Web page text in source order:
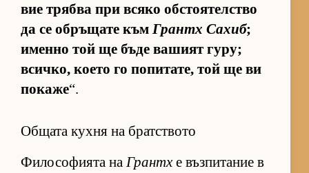
вие трябва при всяко об­с­то­я­тел­с­тво
да се об­ръ­щате къмГрантх Са­хиб;
именно той ще бъде ва­шият гу­ру;
всич­ко, ко­ето го по­пи­та­те, той ще ви
по­каже“.
Общата кухня на братството
Фи­ло­со­фи­ята на Грантх е въз­пи­та­ние в